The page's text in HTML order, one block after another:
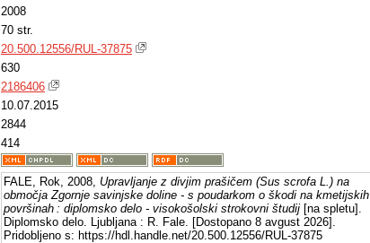
2008
70 str.
20.500.12556/RUL-37875
630
2186406
10.07.2015
2844
414
FALE, Rok, 2008, Upravljanje z divjim prašičem (Sus scrofa L.) na
območja Zgornje savinjske doline - s poudarkom o škodi na kmetijskih
površinah : diplomsko delo - visokošolski strokovni študij [na spletu].
Diplomsko delo. Ljubljana : R. Fale. [Dostopano 8 avgust 2026].
Pridobljeno s: https://hdl.handle.net/20.500.12556/RUL-37875